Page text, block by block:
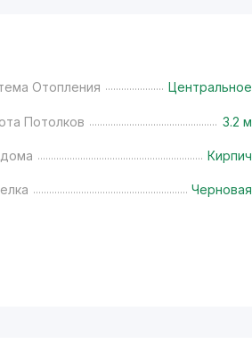
Отопления Центральное
Потолков 3.2 м
Кирпич
Черновая